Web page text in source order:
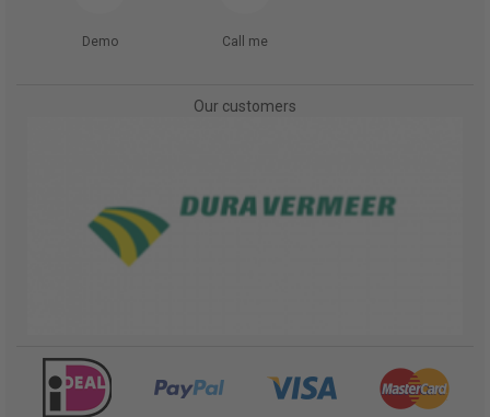
Demo Call me
Our customers